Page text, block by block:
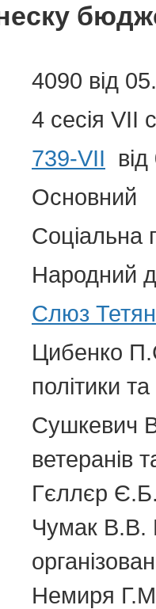
4090 від
4 сесія VII
739-VII
Основний
Соціальна
Народний
Слюз
Цибенко
політики
Сушкевич
ветеранів
Гєллєр
Чумак В.В.
Немиря